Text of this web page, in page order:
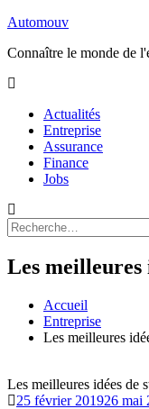
Aller
contenu
Automouv
Connaître le monde de
Actualités
Entreprise
Assurance
Finance
Jobs
Rechercher
:
Les meilleures
Accueil
Entreprise
Les meilleures
Les meilleures idées de
25 février 201926 mai